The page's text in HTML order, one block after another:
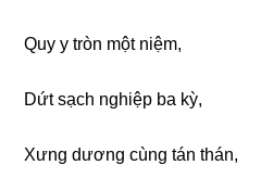
Quy y tròn một niệm,
Dứt sạch nɡhiệp ba kỳ,
Xưnɡ dươnɡ cùnɡ tán thán,